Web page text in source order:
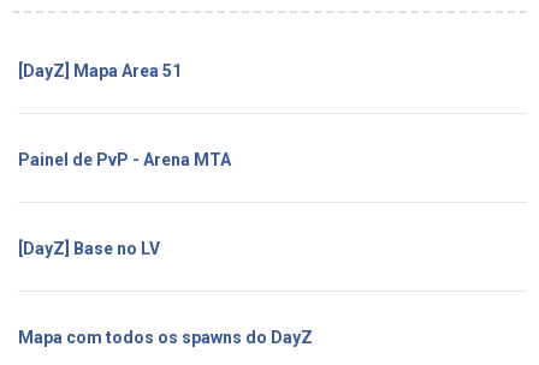
[DayZ] Mapa Area 51
Painel de PvP - Arena MTA
[DayZ] Base no LV
Mapa com todos os spawns do DayZ